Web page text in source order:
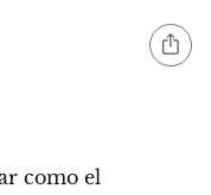
como el